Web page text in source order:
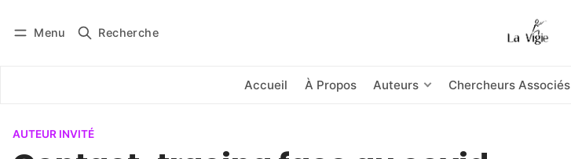
Menu Recherche
Accueil À Propos Auteurs Chercheurs Associés
Se connecter
AUTEUR INVITÉ